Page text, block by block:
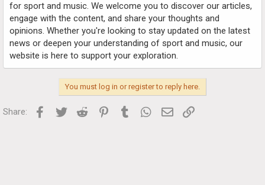
for sport and music. We welcome you to discover our articles,
engage with the content, and share your thoughts and
opinions. Whether you're looking to stay updated on the latest
news or deepen your understanding of sport and music, our
website is here to support your exploration.
You must log in or register to reply here.
Share: Facebook
Twitter Reddit PinterestTumblr WhatsApp
Email